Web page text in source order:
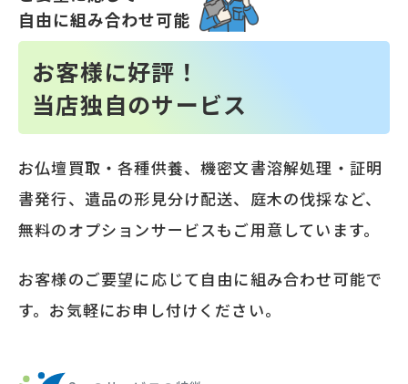
自由に組み合わせ可能
お客様に好評！
当店独自のサービス
お仏壇買取・各種供養、機密文書溶解処理・証明
書発行、遺品の形見分け配送、庭木の伐採など、
無料のオプションサービスもご用意しています。
お客様のご要望に応じて自由に組み合わせ可能で
す。お気軽にお申し付けください。